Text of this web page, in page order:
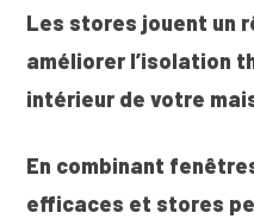
Les stores jouent un
améliorer l’isolation
intérieur de votre
En combinant
efficaces et stores